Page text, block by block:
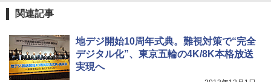
関連記事
地デジ開始10周年式典。難視対策で“完全
デジタル化”、東京五輪の4K/8K本格放送
実現へ